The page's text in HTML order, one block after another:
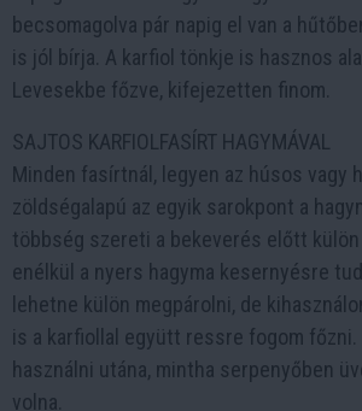
becsomagolva pár napig el van a
is jól bírja. A karfiol tönkje is hasznos
Levesekbe főzve, kifejezetten finom.
SAJTOS KARFIOLFASÍRT HAGYMÁVAL
Minden fasírtnál, legyen az húsos vagy
zöldségalapú az egyik sarokpont a
többség szereti a bekeverés előtt
enélkül a nyers hagyma kesernyésre
lehetne külön megpárolni, de
is a karfiollal együtt ressre fogom
használni utána, mintha serpenyőben
volna.